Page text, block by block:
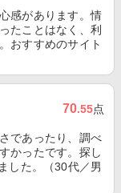
感があります。情
たことはなく、利
おすすめのサイト
70.55点
であったり、調べ
かったです。探し
した。（30代／男